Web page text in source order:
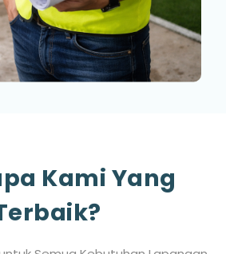
Kami Yang